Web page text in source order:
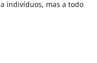
indivíduos, mas a todo